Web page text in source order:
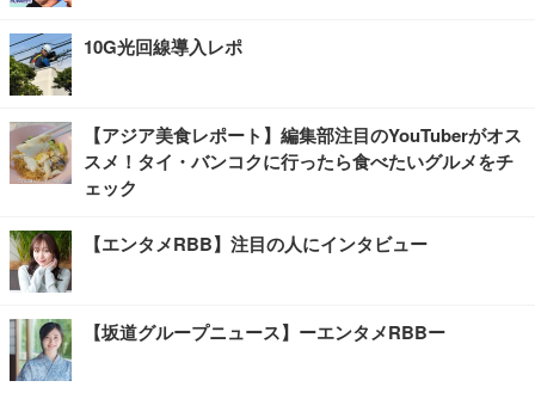
10G光回線導入レポ
【アジア美食レポート】編集部注目のYouTuberがオス
スメ！タイ・バンコクに行ったら食べたいグルメをチ
ェック
【エンタメRBB】注目の人にインタビュー
【坂道グループニュース】ーエンタメRBBー